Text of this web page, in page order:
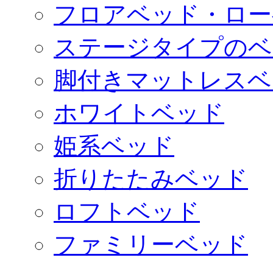
フロアベッド・ロ
ステージタイプの
脚付きマットレス
ホワイトベッド
姫系ベッド
折りたたみベッド
ロフトベッド
ファミリーベッド